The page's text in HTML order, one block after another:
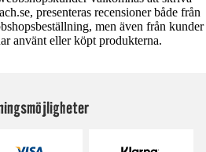
presenteras recensioner både från
men även från kunder
använt eller köpt produkterna.